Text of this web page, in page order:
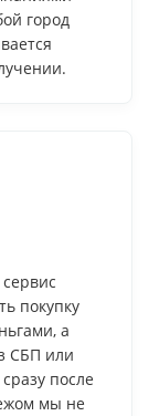
город
покупку
а
СБП или
после
мы не